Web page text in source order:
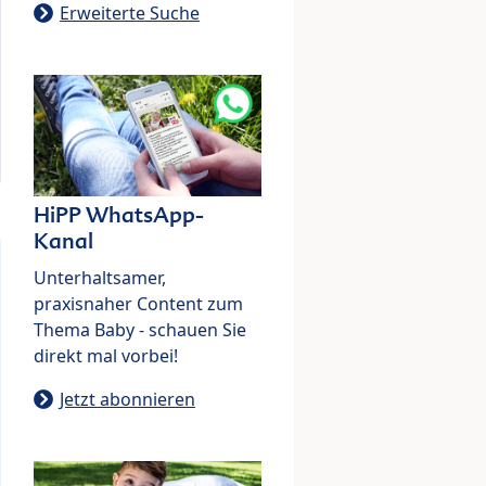
Erweiterte Suche
HiPP WhatsApp-
Kanal
Unterhaltsamer,
praxisnaher Content zum
Thema Baby - schauen Sie
direkt mal vorbei!
Jetzt abonnieren